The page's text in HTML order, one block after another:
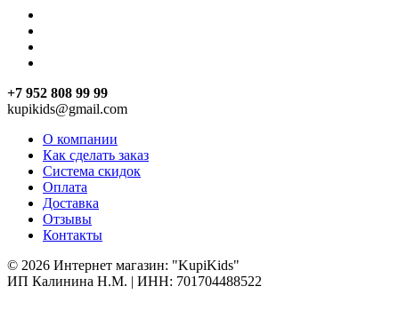
+7 952 808 99 99
kupikids@gmail.com
О компании
Как сделать заказ
Система скидок
Оплата
Доставка
Отзывы
Контакты
© 2026 Интернет магазин: "KupiKids"
ИП Калинина Н.М. | ИНН: 701704488522